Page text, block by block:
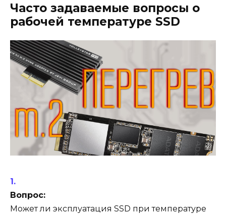
Часто задаваемые вопросы о
рабочей температуре SSD
Вопрос:
Может ли эксплуатация SSD при температуре